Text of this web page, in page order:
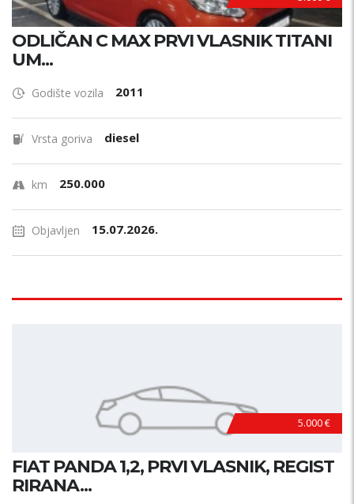
ODLIČAN C MAX PRVI VLASNIK TITANI
UM...
Godište vozila 2011
Vrsta goriva diesel
km 250.000
Objavljen 15.07.2026.
5.000 €
FIAT PANDA 1,2, PRVI VLASNIK, REGIST
RIRANA...